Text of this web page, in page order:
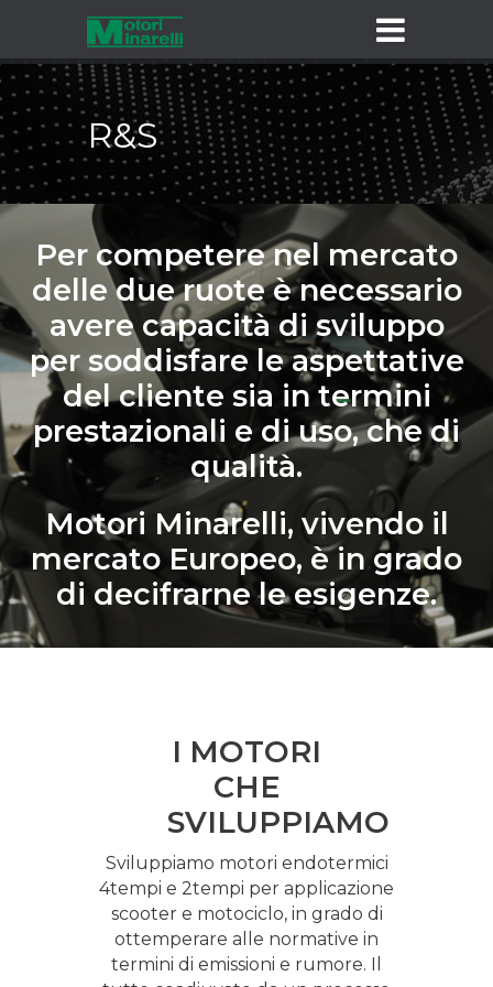
R&S
Per competere nel mercato
delle due ruote è necessario
avere capacità di sviluppo
per soddisfare le aspettative
del cliente sia in termini
prestazionali e di uso, che di
qualità.
Motori Minarelli, vivendo il
mercato Europeo, è in grado
di decifrarne le esigenze.
I MOTORI
CHE
SVILUPPIAMO
Sviluppiamo motori endotermici
4tempi e 2tempi per applicazione
scooter e motociclo, in grado di
ottemperare alle normative in
termini di emissioni e rumore. Il